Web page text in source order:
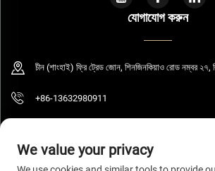
যোগাযোগ করুন
চীন (শাংহাই) ফ্রি ট্রেড জোন, শিনজিনকিয়াও রোড নম্বর ২৭,
+86-13632980911
We value your privacy